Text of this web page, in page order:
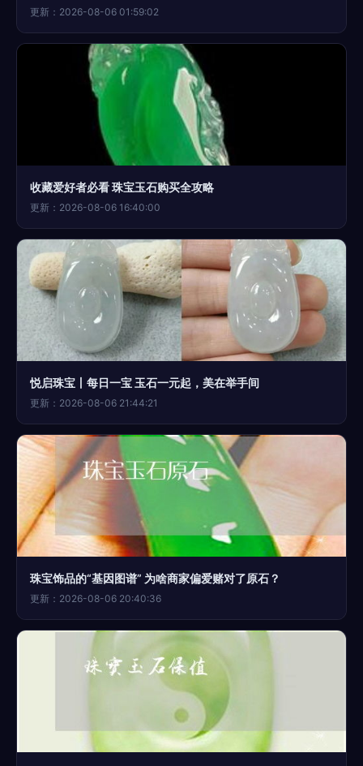
更新：2026-08-06 01:59:02
收藏爱好者必看 珠宝玉石购买全攻略
更新：2026-08-06 16:40:00
悦启珠宝丨每日一宝 玉石一元起，美在举手间
更新：2026-08-06 21:44:21
珠宝饰品的“基因图谱” 为啥商家偏爱赌对了原石？
更新：2026-08-06 20:40:36